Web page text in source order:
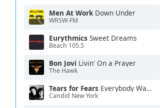
Men At WorkDown Under
WRSW-FM
Eurythmics Sweet Dreams
Beach 105.5
Bon Jovi Livin' On a Prayer
The Hawk
Tears for Fears Everybody Wants To Rule the World
Candid New York